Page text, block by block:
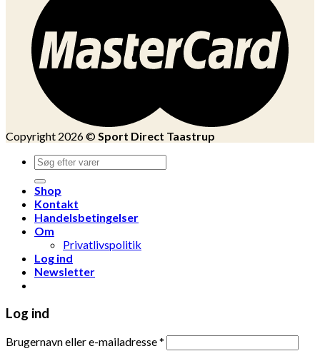
Copyright 2026 ©Sport Direct Taastrup
Søg
efter:
Shop
Kontakt
Handelsbetingelser
Om
Privatlivspolitik
Log ind
Newsletter
Log ind
Brugernavn eller e-mailadresse*